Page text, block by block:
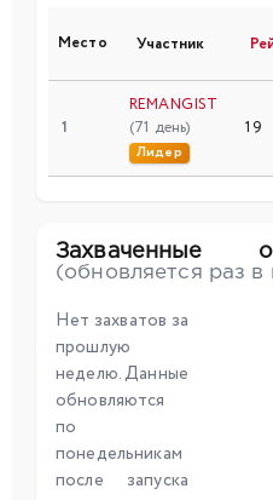
Место Участник
1
REMANGIST
(71 день)
Лидер
19
Захваченные
(обновляется раз в
Нет захватов за
прошлую
неделю. Данные
обновляются
по
понедельникам
после запуска